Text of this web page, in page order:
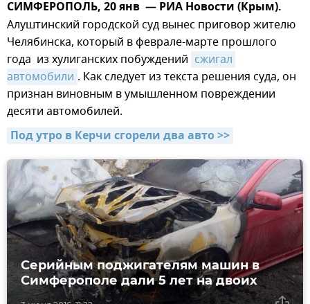
СИМФЕРОПОЛЬ, 20 янв — РИА Новости (Крым).
Алуштинский городской суд вынес приговор жителю
Челябинска, который в феврале-марте прошлого
года из хулиганских побуждений сжигал
автомобили . Как следует из текста решения суда, он
признан виновным в умышленном повреждении
десяти автомобилей.
Под утро в Керчи сгорели два авто >>
Серийным поджигателям машин в
Симферополе дали 5 лет на двоих